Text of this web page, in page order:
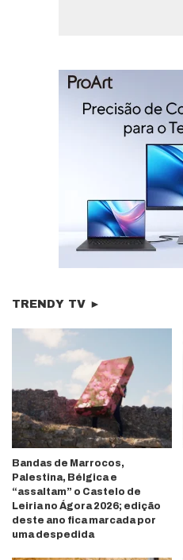
TRENDY TV ►
Bandas de Marrocos,
Palestina, Bélgica e
“assaltam” o Castelo de
Leiria no Ágora 2026; edição
deste ano fica marcada por
uma despedida